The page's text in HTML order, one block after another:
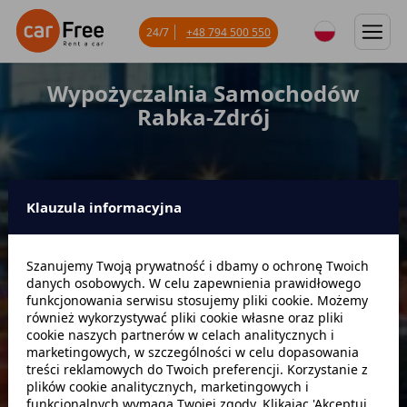
Wypożyczalnia Samochodów
Rabka-Zdrój
Data odbioru Godzina
Data zwrotu Godzina
24/7 +48 794 500 550
Klauzula informacyjna
Szanujemy Twoją prywatność i dbamy o ochronę Twoich
danych osobowych. W celu zapewnienia prawidłowego
funkcjonowania serwisu stosujemy pliki cookie. Możemy
również wykorzystywać pliki cookie własne oraz pliki
cookie naszych partnerów w celach analitycznych i
marketingowych, w szczególności w celu dopasowania
treści reklamowych do Twoich preferencji. Korzystanie z
plików cookie analitycznych, marketingowych i